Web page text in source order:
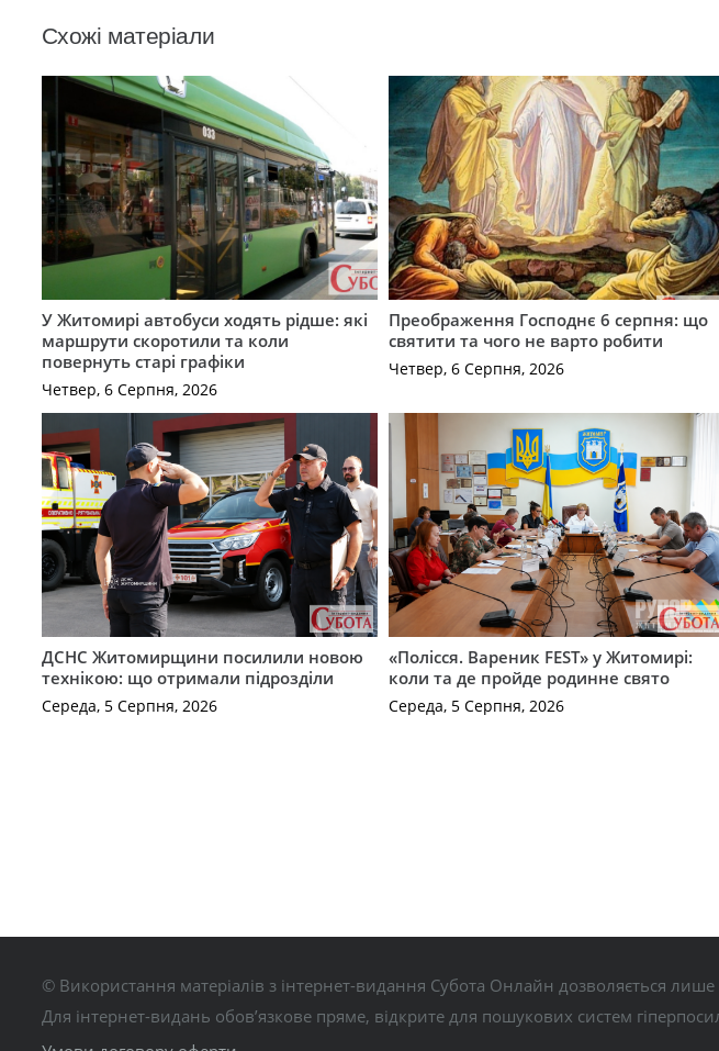
Схожі матеріали
У Житомирі автобуси ходять рідше: які
маршрути скоротили та коли
повернуть старі графіки
Четвер, 6 Серпня, 2026
Преображення Господнє 6 серпня: що
святити та чого не варто робити
Четвер, 6 Серпня, 2026
ДСНС Житомирщини посилили новою
технікою: що отримали підрозділи
Середа, 5 Серпня, 2026
«Полісся. Вареник FEST» у Житомирі:
коли та де пройде родинне свято
Середа, 5 Серпня, 2026
© Використання матеріалів з інтернет-видання Субота Онлайн дозволяється
Для інтернет-видань обов’язкове пряме, відкрите для пошукових систем